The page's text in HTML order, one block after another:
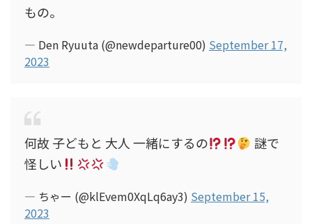
もの。
— Den Ryuuta (@newdeparture00) September 17,
2023
何故 子どもと 大人 一緒にするの
謎で
怪しい
— ちゃー (@klEvem0XqLq6ay3) September 15,
2023